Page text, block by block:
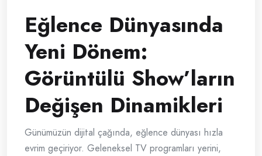
Eğlence Dünyasında
Yeni Dönem:
Görüntülü Show’ların
Değişen Dinamikleri
Günümüzün dijital çağında, eğlence dünyası hızla
evrim geçiriyor. Geleneksel TV programları yerini,